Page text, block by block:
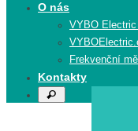
O nás
VYBO
Frekvenční
Kontakty
Search
Search